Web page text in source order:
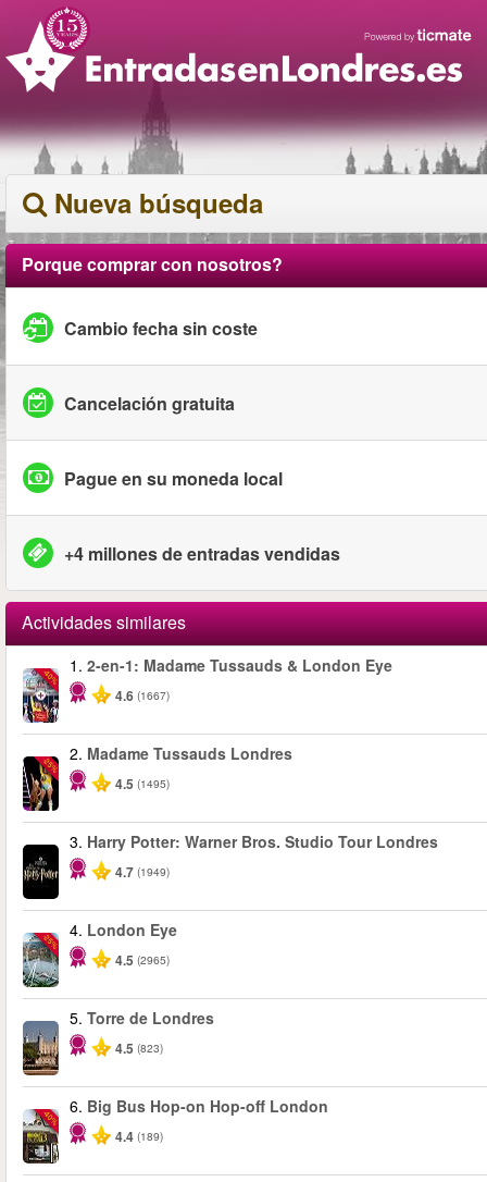
Nueva búsqueda
Porque comprar con nosotros?
Cambio fecha sin coste
Cancelación gratuita
Pague en su moneda local
+4 millones de entradas vendidas
Actividades similares
-40%
1. 2-en-1: Madame Tussauds & London Eye
4.6 (1667)
-25%
2. Madame Tussauds Londres
4.5 (1495)
3. Harry Potter: Warner Bros. Studio Tour Londres
4.7 (1949)
-25%
4. London Eye
4.5 (2965)
5. Torre de Londres
4.5 (823)
-40%
6. Big Bus Hop-on Hop-off London
4.4 (189)